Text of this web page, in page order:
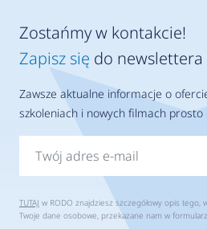
Zostańmy w kontakcie!
Zapisz się do newslettera
Zawsze aktualne informacje o
szkoleniach i nowych filmach prosto
TUTAJ w RODO znajdziesz szczegółowy opis
Twoje dane osobowe, przekazane nam w